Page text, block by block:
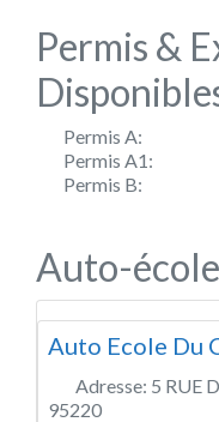
Permis &
Permis A:
Permis A1:
Permis B:
Auto-
Auto Ecole Du
Adresse: 5 RUE
95220